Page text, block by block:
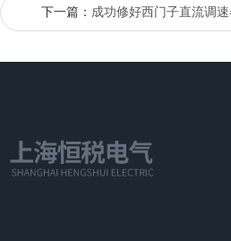
下一篇： 成功修好西门子直流调